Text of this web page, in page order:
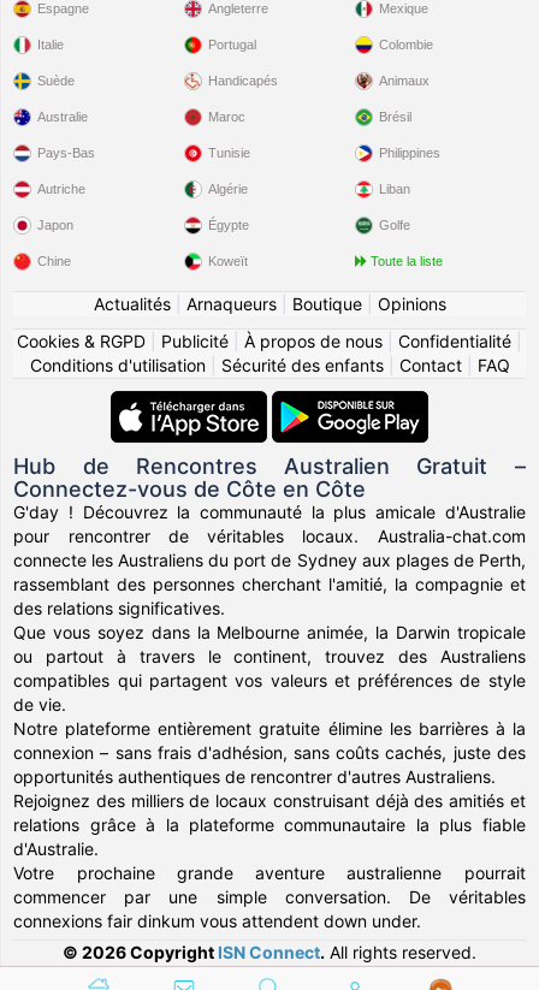
Espagne
Italie
Suède
Angleterre
Portugal
Handicapés
Mexique
Colombie
Animaux
Australie
Pays-Bas
Autriche
Japon
Chine
Maroc
Tunisie
Algérie
Égypte
Koweït
Brésil
Philippines
Liban
Golfe
Toute la liste
Actualités| Arnaqueurs| Boutique| Opinions
Cookies & RGPD
Publicité À propos de nous Confidentialité
Conditions d'utilisation| Sécurité des enfants| Contact| FAQ
Hub de Rencontres Australien Gratuit –
Connectez-vous de Côte en Côte
G'day ! Découvrez la communauté la plus amicale d'Australie
pour rencontrer de véritables locaux. Australia-chat.com
connecte les Australiens du port de Sydney aux plages de Perth,
rassemblant des personnes cherchant l'amitié, la compagnie et
des relations significatives.
Que vous soyez dans la Melbourne animée, la Darwin tropicale
ou partout à travers le continent, trouvez des Australiens
compatibles qui partagent vos valeurs et préférences de style
de vie.
Notre plateforme entièrement gratuite élimine les barrières à la
connexion – sans frais d'adhésion, sans coûts cachés, juste des
opportunités authentiques de rencontrer d'autres Australiens.
Rejoignez des milliers de locaux construisant déjà des amitiés et
relations grâce à la plateforme communautaire la plus fiable
d'Australie.
Votre prochaine grande aventure australienne pourrait
commencer par une simple conversation. De véritables
connexions fair dinkum vous attendent down under.
© 2026 Copyright ISN Connect. All rights reserved.